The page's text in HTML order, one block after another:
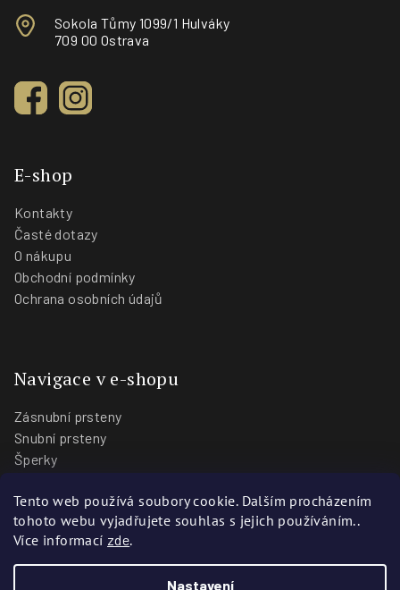
Tento web používá soubory cookie. Dalším procházením
tohoto webu vyjadřujete souhlas s jejich používáním..
Více informací zde.
Nastavení
Sokola Tůmy 1099/1 Hulváky
709 00 Ostrava
E-shop
Kontakty
Časté dotazy
O nákupu
Obchodní podmínky
Ochrana osobních údajů
Navigace v e-shopu
Zásnubní prsteny
Snubní prsteny
Šperky
Blog
Prodejny